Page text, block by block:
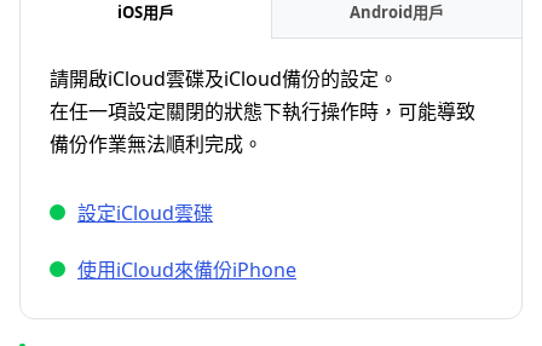
iOS用戶 Android用戶
請開啟iCloud雲碟及iCloud備份的設定。
在任一項設定關閉的狀態下執行操作時，可能導致
備份作業無法順利完成。
設定iCloud雲碟
使用iCloud來備份iPhone